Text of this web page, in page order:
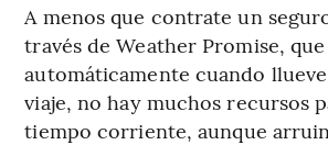
A menos que contrate un
través de Weather Promise,
automáticamente cuando
viaje, no hay muchos recursos
tiempo corriente, aunque